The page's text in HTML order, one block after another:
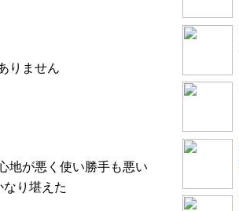
りません
地が悪く使い勝手も悪い
り堪えた